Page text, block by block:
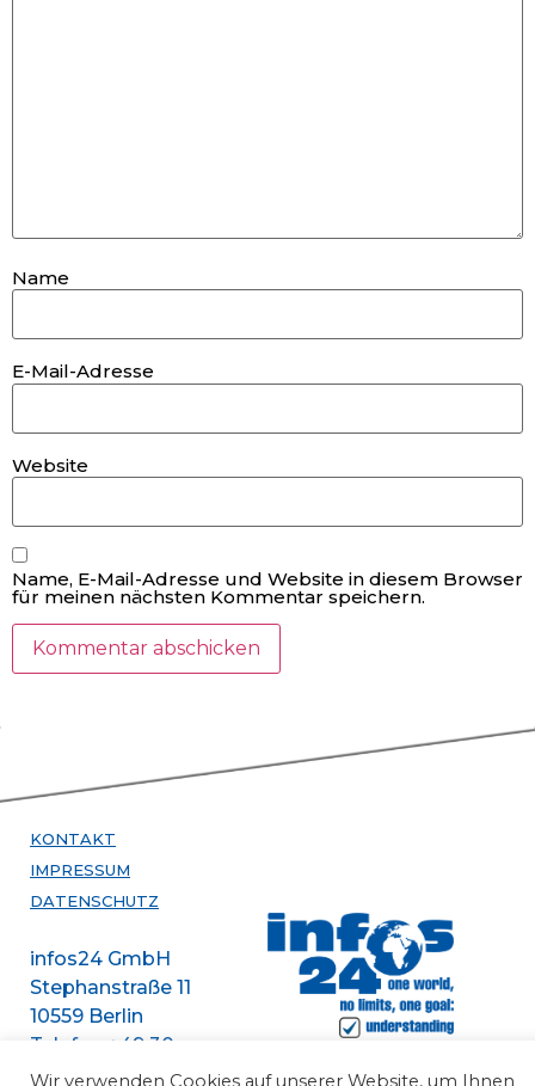
Name
E-Mail-Adresse
Website
Name, E-Mail-Adresse und Website in diesem Browser
für meinen nächsten Kommentar speichern.
KONTAKT
IMPRESSUM
DATENSCHUTZ
infos24 GmbH
Stephanstraße 11
10559 Berlin
Telefon +49 30
47301388
Wir verwenden Cookies auf unserer Website, um Ihnen